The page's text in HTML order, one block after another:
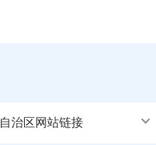
自治区网站链接